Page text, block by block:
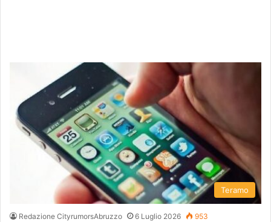
Teramo
Redazione CityrumorsAbruzzo 6 Luglio 2026 953